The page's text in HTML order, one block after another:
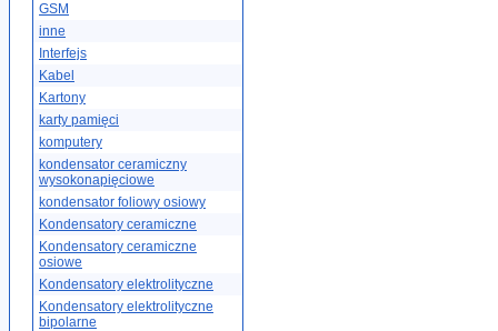
GSM
inne
Interfejs
Kabel
Kartony
karty pamięci
komputery
kondensator ceramiczny
wysokonapięciowe
kondensator foliowy osiowy
Kondensatory ceramiczne
Kondensatory ceramiczne
osiowe
Kondensatory elektrolityczne
Kondensatory elektrolityczne
bipolarne